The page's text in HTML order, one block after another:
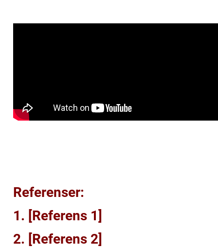
Referenser:
1. [Referens 1]
2. [Referens 2]